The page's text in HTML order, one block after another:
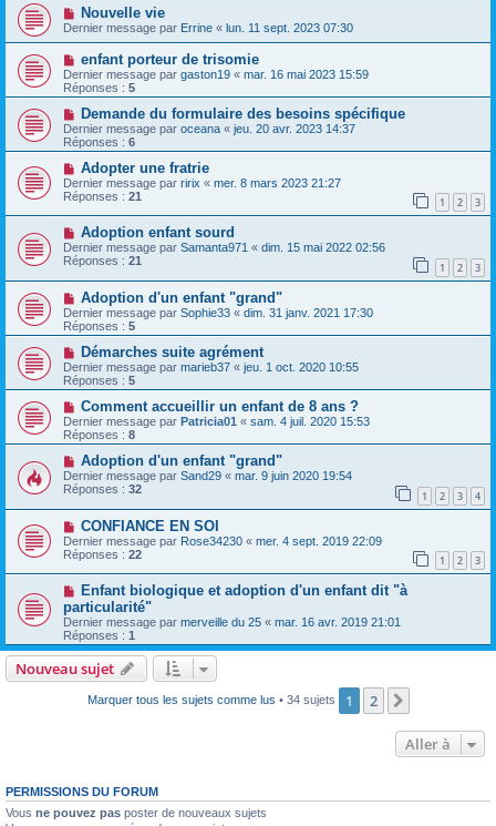
Nouvelle vie
Dernier message par Errine « lun. 11 sept. 2023 07:30
enfant porteur de trisomie
Dernier message par gaston19 « mar. 16 mai 2023 15:59
Réponses : 5
Demande du formulaire des besoins spécifique
Dernier message par oceana « jeu. 20 avr. 2023 14:37
Réponses : 6
Adopter une fratrie
Dernier message par ririx « mer. 8 mars 2023 21:27
Réponses : 21 1 2 3
Adoption enfant sourd
Dernier message par Samanta971 « dim. 15 mai 2022 02:56
Réponses : 21 1 2 3
Adoption d'un enfant "grand"
Dernier message par Sophie33 « dim. 31 janv. 2021 17:30
Réponses : 5
Démarches suite agrément
Dernier message par marieb37 « jeu. 1 oct. 2020 10:55
Réponses : 5
Comment accueillir un enfant de 8 ans ?
Dernier message par Patricia01 « sam. 4 juil. 2020 15:53
Réponses : 8
Adoption d'un enfant "grand"
Dernier message par Sand29 « mar. 9 juin 2020 19:54
Réponses : 32 1 2 3 4
CONFIANCE EN SOI
Dernier message par Rose34230 « mer. 4 sept. 2019 22:09
Réponses : 22 1 2 3
Enfant biologique et adoption d'un enfant dit "à
particularité"
Dernier message par merveille du 25 « mar. 16 avr. 2019 21:01
Réponses : 1
Nouveau sujet
Marquer tous les sujets comme lus • 34 sujets 1 2
Aller à
PERMISSIONS DU FORUM
Vous ne pouvez pas poster de nouveaux sujets